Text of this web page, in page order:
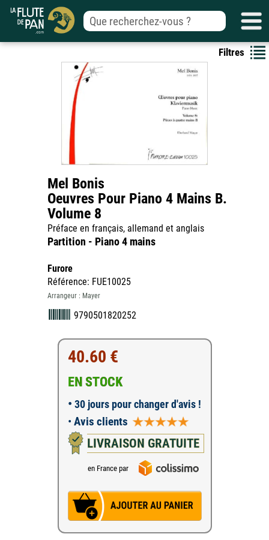
Filtres
Mel Bonis
Oeuvres Pour Piano 4 Mains B.
Volume 8
Préface en français, allemand et anglais
Partition - Piano 4 mains
Furore
Référence: FUE10025
Arrangeur : Mayer
9790501820252
40.60 €
EN STOCK
• 30 jours pour changer d'avis !
• Avis clients
LIVRAISON GRATUITE
en France par